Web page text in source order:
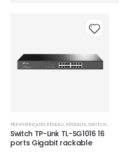
wishlist
PÉRIPHÉRIQUES RÉSEAU, RÉSEAUX,SWITCHES
Switch TP-Link TL-SG1016 16
ports Gigabit rackable